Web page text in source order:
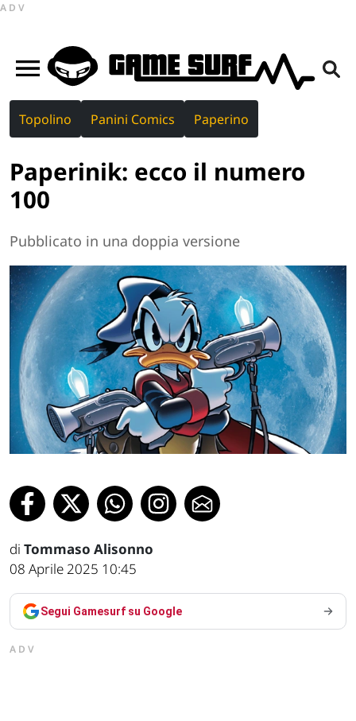
ADV
Topolino Panini Comics Paperino
Paperinik: ecco il numero
100
Pubblicato in una doppia versione
di Tommaso Alisonno
08 Aprile 2025 10:45
Segui Gamesurf su Google
ADV